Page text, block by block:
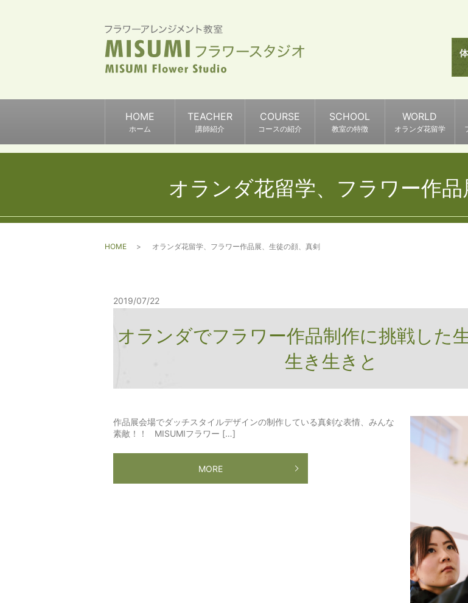
HOME
ホーム
TEACHER
講師紹介
COURSE
コースの紹介
SCHOOL
教室の特徴
WORLD
オランダ花留学
オランダ花留学、フラワー作品
HOME オランダ花留学、フラワー作品展、生徒の顔、真剣
2019/07/22
オランダでフラワー作品制作に挑戦した
生き生きと
作品展会場でダッチスタイルデザインの制作している真剣な表情、みんな
素敵！！ MISUMIフラワー […]
MORE